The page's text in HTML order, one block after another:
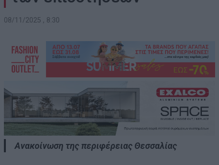
08/11/2025 , 8:30
Ανακοίνωση της περιφέρειας Θεσσαλίας